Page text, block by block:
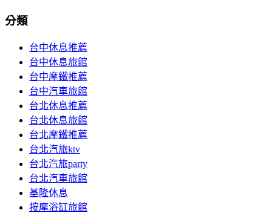
分類
台中休息推薦
台中休息旅館
台中摩鐵推薦
台中汽車旅館
台北休息推薦
台北休息旅館
台北摩鐵推薦
台北汽旅ktv
台北汽旅party
台北汽車旅館
基隆休息
按摩浴缸旅館